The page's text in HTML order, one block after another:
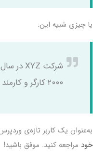
یا چیزی شبیه این:
۲۰۰۰ کارگر و کارمند دارد. امیدواریم از محصولات ما راضی باشید.
به‌عنوان یک کاربر تازه‌ی
خود مراجعه کنید. موفق باشید!